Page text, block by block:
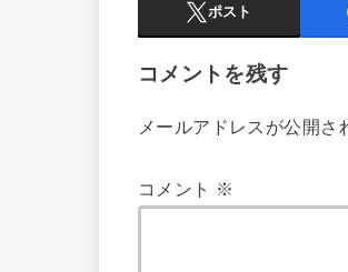
ポスト
コメントを残す
メールアドレスが公開さ
コメント ※